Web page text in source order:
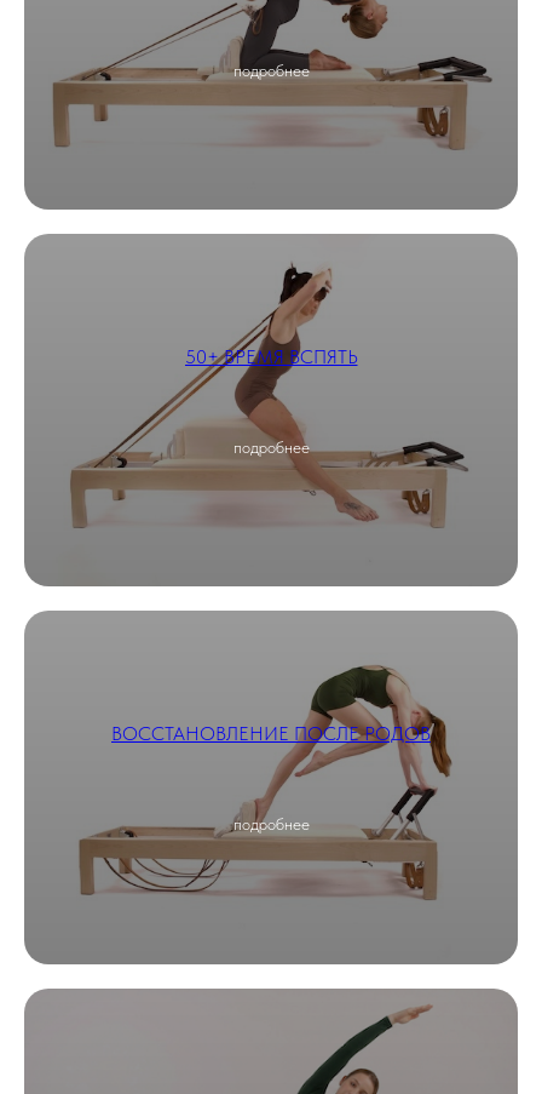
подробнее
50+ ВРЕМЯ ВСПЯТЬ
подробнее
ВОССТАНОВЛЕНИЕ ПОСЛЕ РОДОВ
подробнее